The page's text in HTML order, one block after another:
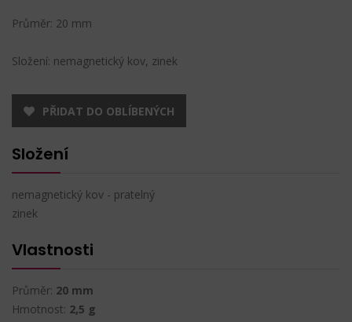
Průměr: 20 mm
Složení: nemagnetický kov, zinek
PŘIDAT DO OBLÍBENÝCH
Složení
nemagnetický kov - pratelný
zinek
Vlastnosti
Průměr: 20 mm
Hmotnost: 2,5 g